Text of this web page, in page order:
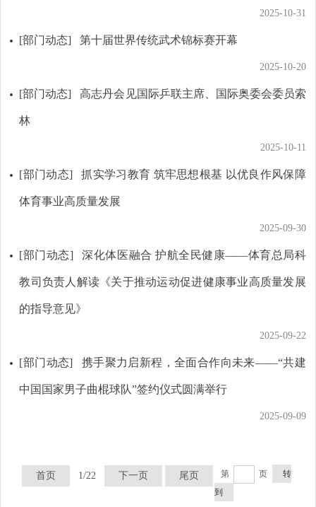
2025-10-31
[部门动态] 第十届世界传统武术锦标赛开幕
2025-10-20
[部门动态] 高志丹会见国际乒联主席、国际奥委会委员索
林
2025-10-11
[部门动态] 抓实学习教育 筑牢思想根基 以优良作风保障
体育事业高质量发展
2025-09-30
[部门动态] 深化体医融合 护航全民健康——体育总局科
教司负责人解读《关于推动运动促进健康事业高质量发展
的指导意见》
2025-09-22
[部门动态] 携手聚力启新程，全面合作向未来——“共建
中国国家男子曲棍球队”签约仪式圆满举行
2025-09-09
首页 1/22 下一页 尾页 第 页
转
到